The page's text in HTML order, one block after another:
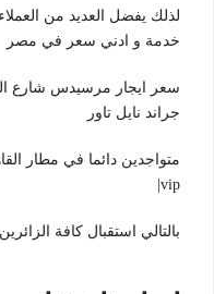
لذلك يفضل العديد من
خدمة و ادني سعر في مصر
سعر ايجار مرسيدس شارع
جراند نايل تاور
متواجدين دائما في مطار
vip|
بالتالي استقبال كافة الزائرين الي